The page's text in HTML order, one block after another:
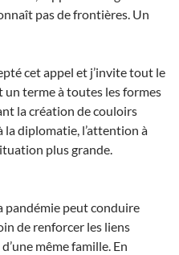
pas de frontières. Un
cet appel et j’invite tout le
terme à toutes les formes
la création de couloirs
la diplomatie, l’attention à
plus grande.
pandémie peut conduire
de renforcer les liens
même famille. En